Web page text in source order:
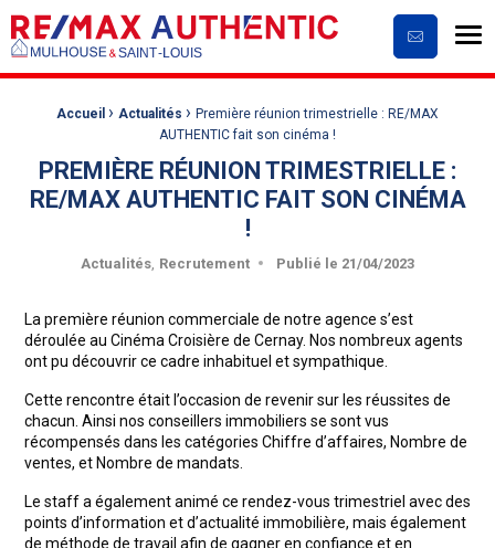
Fil d'Ariane :
Accueil › Actualités › Première réunion trimestrielle : RE/MAX
AUTHENTIC fait son cinéma !
PREMIÈRE RÉUNION TRIMESTRIELLE :
RE/MAX AUTHENTIC FAIT SON CINÉMA
!
Actualités Recrutement Publié le 21/04/2023
La première réunion commerciale de notre agence s’est
déroulée au Cinéma Croisière de Cernay. Nos nombreux agents
ont pu découvrir ce cadre inhabituel et sympathique.
Cette rencontre était l’occasion de revenir sur les réussites de
chacun. Ainsi nos conseillers immobiliers se sont vus
récompensés dans les catégories Chiffre d’affaires, Nombre de
ventes, et Nombre de mandats.
Le staff a également animé ce rendez-vous trimestriel avec des
points d’information et d’actualité immobilière, mais également
de méthode de travail afin de gagner en confiance et en